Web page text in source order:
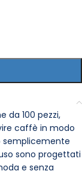
da 100 pezzi,
caffè in modo
semplicemente
sono progettati
e senza